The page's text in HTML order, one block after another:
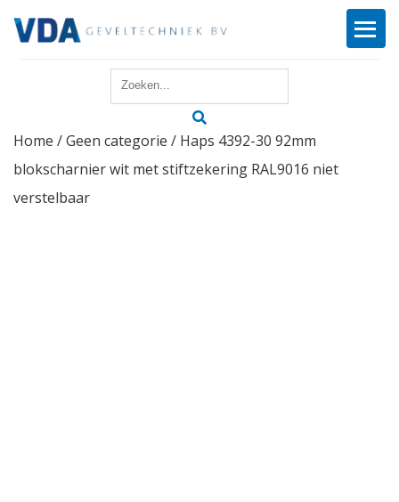
Reparatie
Onderhoud
Home /Geen categorie / Haps 4392-30 92mm
blokscharnier wit met stiftzekering RAL9016 niet
verstelbaar